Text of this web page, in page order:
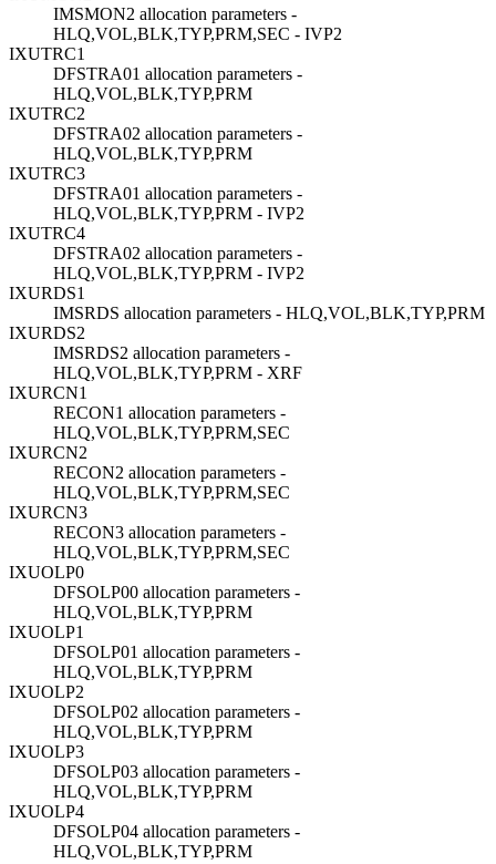
IMSMON2 allocation parameters -
HLQ,VOL,BLK,TYP,PRM,SEC - IVP2
IXUTRC1
DFSTRA01 allocation parameters -
HLQ,VOL,BLK,TYP,PRM
IXUTRC2
DFSTRA02 allocation parameters -
HLQ,VOL,BLK,TYP,PRM
IXUTRC3
DFSTRA01 allocation parameters -
HLQ,VOL,BLK,TYP,PRM - IVP2
IXUTRC4
DFSTRA02 allocation parameters -
HLQ,VOL,BLK,TYP,PRM - IVP2
IXURDS1
IMSRDS allocation parameters - HLQ,VOL,BLK,TYP,PRM
IXURDS2
IMSRDS2 allocation parameters -
HLQ,VOL,BLK,TYP,PRM - XRF
IXURCN1
RECON1 allocation parameters -
HLQ,VOL,BLK,TYP,PRM,SEC
IXURCN2
RECON2 allocation parameters -
HLQ,VOL,BLK,TYP,PRM,SEC
IXURCN3
RECON3 allocation parameters -
HLQ,VOL,BLK,TYP,PRM,SEC
IXUOLP0
DFSOLP00 allocation parameters -
HLQ,VOL,BLK,TYP,PRM
IXUOLP1
DFSOLP01 allocation parameters -
HLQ,VOL,BLK,TYP,PRM
IXUOLP2
DFSOLP02 allocation parameters -
HLQ,VOL,BLK,TYP,PRM
IXUOLP3
DFSOLP03 allocation parameters -
HLQ,VOL,BLK,TYP,PRM
IXUOLP4
DFSOLP04 allocation parameters -
HLQ,VOL,BLK,TYP,PRM